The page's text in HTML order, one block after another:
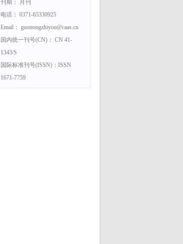
刊期： 月刊
电话： 0371-65330925
Email： guonongzhiyou@caas.cn
国内统一刊号(CN)： CN 41-
1343/S
国际标准刊号(ISSN)：ISSN
1671-7759